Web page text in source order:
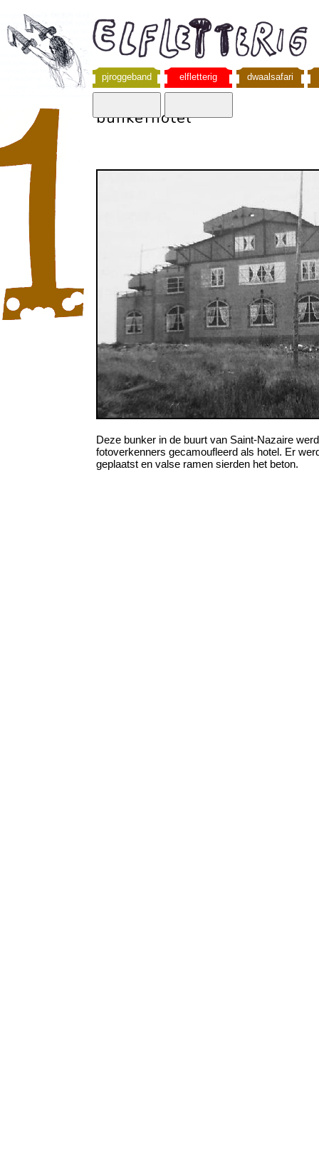
pjroggeband elfletterig dwaalsafari
bunkerhotel
Deze bunker in de buurt van Saint-Nazaire
fotoverkenners gecamoufleerd als hotel. Er
geplaatst en valse ramen sierden het beton.